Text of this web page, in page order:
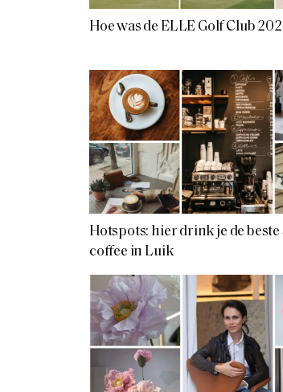
Hoe was de ELLE Golf Club
Hotspots: hier drink je de
coffee in Luik